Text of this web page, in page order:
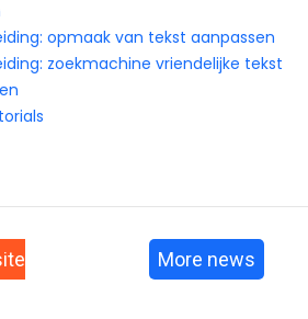
opmaak van tekst aanpassen
zoekmachine vriendelijke tekst
More news